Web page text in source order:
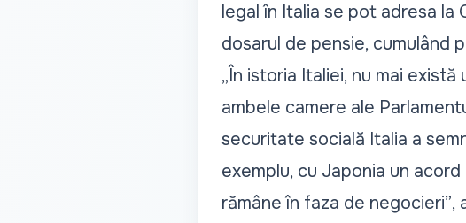
legal în Italia se pot adresa la
dosarul de pensie, cumulând
„În istoria Italiei, nu mai
ambele camere ale
securitate socială Italia a
exemplu, cu Japonia un
rămâne în faza de negocieri”,